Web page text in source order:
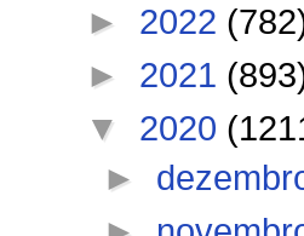
► 2022
► 2021
▼ 2020
►